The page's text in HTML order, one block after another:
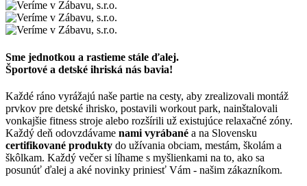
Sme jednotkou a rastieme stále ďalej.
Športové a detské ihriská nás bavia!
Každé ráno vyrážajú naše partie na cesty, aby zrealizovali montáž
prvkov pre detské ihrisko, postavili workout park, nainštalovali
vonkajšie fitness stroje alebo rozšírili už existujúce relaxačné zóny.
Každý deň odovzdávame nami vyrábané a na Slovensku
certifikované produkty do užívania obciam, mestám, školám a
škôlkam. Každý večer si líhame s myšlienkami na to, ako sa
posunúť ďalej a aké novinky priniesť Vám - našim zákazníkom.